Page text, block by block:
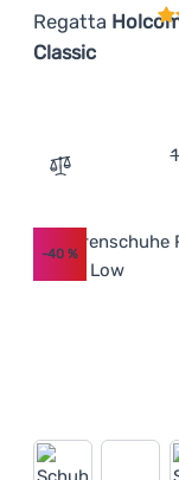
Regatta
Classic
Zum
-40 %